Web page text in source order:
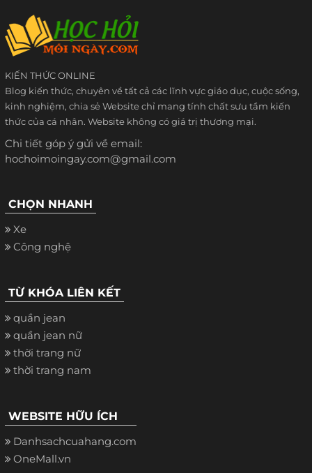
KIẾN THỨC ONLINE
Blog kiến thức, chuyên về tất cả các lĩnh vực giáo dục, cuộc sống,
kinh nghiệm, chia sẻ Website chỉ mang tính chất sưu tầm kiến
thức của cá nhân. Website không có giá trị thương mại.
Chi tiết góp ý gửi về email:
hochoimoingay.com@gmail.com
CHỌN NHANH
Xe
Công nghệ
TỪ KHÓA LIÊN KẾT
quần jean
quần jean nữ
thời trang nữ
thời trang nam
WEBSITE HỮU ÍCH
Danhsachcuahang.com
OneMall.vn